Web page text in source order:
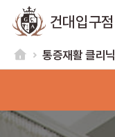
건대입구점
통증재활 클리닉